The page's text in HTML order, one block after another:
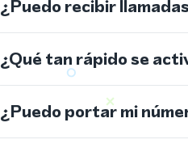
¿Puedo recibir
¿Qué tan rápido se
¿Puedo portar mi